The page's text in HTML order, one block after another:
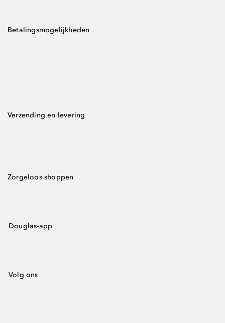
Betalingsmogelijkheden
Verzending en levering
Zorgeloos shoppen
Douglas-app
Volg ons